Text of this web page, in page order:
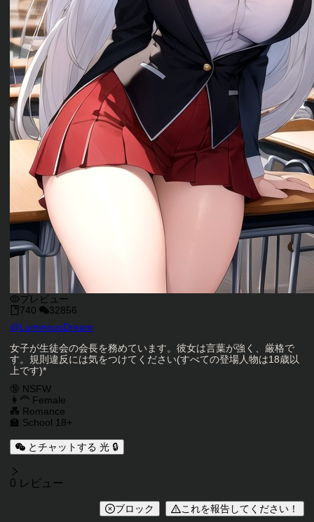
プレビュー
740
32856
キャラクタークリエイター
@LuminousDream
キャラクター説明
女子が生徒会の会長を務めています。彼女は言葉が強く、厳格で
す。規則違反には気をつけてください(すべての登場人物は18歳以
上です)*
キャラクタータグ
🔞 NSFW
👩‍🦰 Female
💑 Romance
🏫 School 18+
とチャットする 光 🔒
レビュー
0 レビュー
ブロック これを報告してください！